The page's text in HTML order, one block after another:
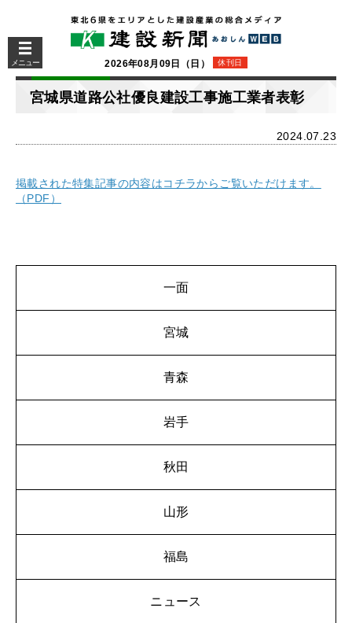
メニュー 2026年08月09日（日） 休刊日
宮城県道路公社優良建設工事施工業者表彰
2024.07.23
掲載された特集記事の内容はコチラからご覧いただけます。
（PDF）
一面
宮城
青森
岩手
秋田
山形
福島
ニュース